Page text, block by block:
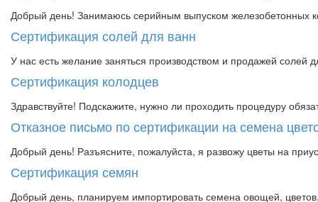
Добрый день! Занимаюсь серийным выпуском железобетонных
Сертификация солей для ванн
У нас есть желание заняться производством и продажей солей
Сертификация колодцев
Здравствуйте! Подскажите, нужно ли проходить процедуру
Отказное письмо по сертификации на семена
Добрый день! Разъясните, пожалуйста, я развожу цветы на
Сертификация семян
Добрый день, планируем импортировать семена овощей,